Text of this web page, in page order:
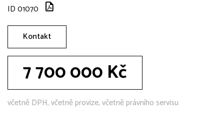
ID 01070
Kontakt
7 700 000 Kč
včetně DPH, včetně provize, včetně právního servisu